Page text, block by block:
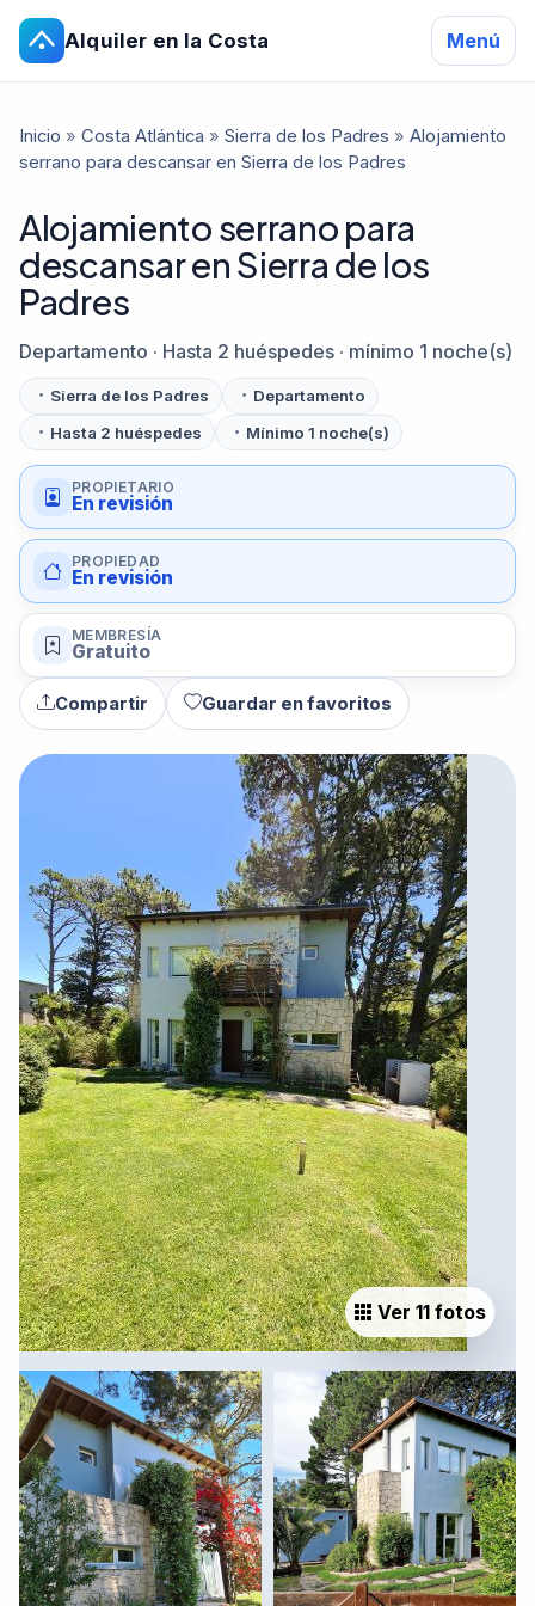
Alquiler en la Costa Menú
Inicio » Costa Atlántica » Sierra de los Padres » Alojamiento
serrano para descansar en Sierra de los Padres
Alojamiento serrano para
descansar en Sierra de los
Padres
Departamento · Hasta 2 huéspedes · mínimo 1 noche(s)
Sierra de los Padres
Departamento
Hasta 2 huéspedes
Mínimo 1 noche(s)
PROPIETARIO
En revisión
PROPIEDAD
En revisión
MEMBRESÍA
Gratuito
Compartir Guardar en favoritos
Ver 11 fotos